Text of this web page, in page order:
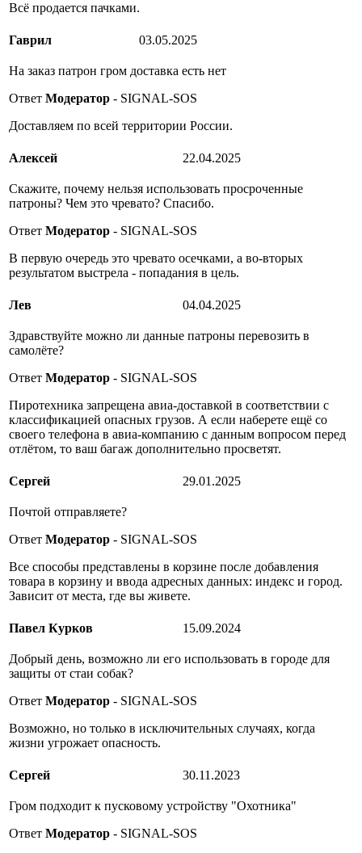
Всё продается пачками.
Гаврил 03.05.2025
На заказ патрон гром доставка есть нет
Ответ Модератор - SIGNAL-SOS
Доставляем по всей территории России.
Алексей 22.04.2025
Скажите, почему нельзя использовать просроченные
патроны? Чем это чревато? Спасибо.
Ответ Модератор - SIGNAL-SOS
В первую очередь это чревато осечками, а во-вторых
результатом выстрела - попадания в цель.
Лев 04.04.2025
Здравствуйте можно ли данные патроны перевозить в
самолёте?
Ответ Модератор - SIGNAL-SOS
Пиротехника запрещена авиа-доставкой в соответствии с
классификацией опасных грузов. А если наберете ещё со
своего телефона в авиа-компанию с данным вопросом перед
отлётом, то ваш багаж дополнительно просветят.
Сергей 29.01.2025
Почтой отправляете?
Ответ Модератор - SIGNAL-SOS
Все способы представлены в корзине после добавления
товара в корзину и ввода адресных данных: индекс и город.
Зависит от места, где вы живете.
Павел Курков 15.09.2024
Добрый день, возможно ли его использовать в городе для
защиты от стаи собак?
Ответ Модератор - SIGNAL-SOS
Возможно, но только в исключительных случаях, когда
жизни угрожает опасность.
Сергей 30.11.2023
Гром подходит к пусковому устройству "Охотника"
Ответ Модератор - SIGNAL-SOS